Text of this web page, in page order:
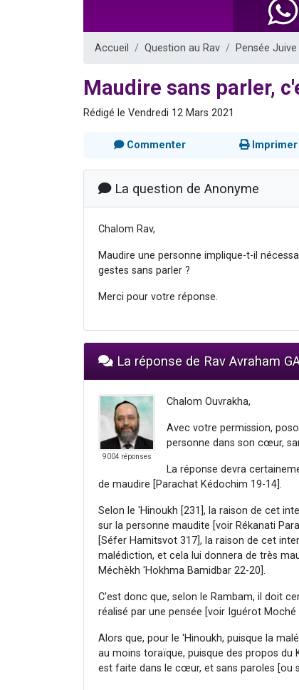
3
Accueil Question au Rav Pensée Juive
Maudire sans parler,
Rédigé le Vendredi 12 Mars 2021
Commenter Imprimer
La question de Anonyme
Chalom Rav,
Maudire une personne implique-t-il
gestes sans parler ?
Merci pour votre réponse.
La réponse de Rav Avraham
9004 réponses
Chalom Ouvrakha,
Avec votre permission,
personne dans son cœur,
La réponse devra
de maudire [Parachat Kédochim 19-14].
Selon le 'Hinoukh [231], la raison de cet
sur la personne maudite [voir Rékanati
[Séfer Hamitsvot 317], la raison de cet
malédiction, et cela lui donnera de très
Méchèkh 'Hokhma Bamidbar 22-20].
C'est donc que, selon le Rambam, il doit
réalisé par une pensée [voir Iguérot
Alors que, pour le 'Hinoukh, puisque la
au moins toraïque, puisque des propos du
est faite dans le cœur, et sans paroles [ou